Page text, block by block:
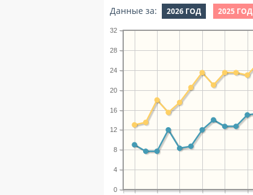
Данные за: 2026 ГОД 2025 ГОД
0
4
8
12
16
20
24
28
32